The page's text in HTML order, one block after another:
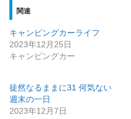
関連
キャンピングカーライフ
2023年12月25日
キャンピングカー
徒然なるままに31 何気ない
週末の一日
2023年12月7日